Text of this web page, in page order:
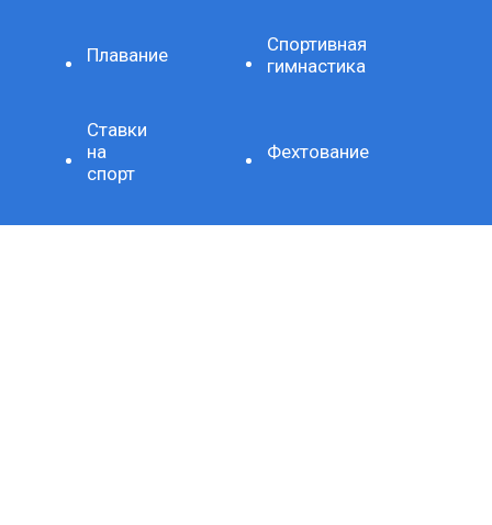
Плавание
Спортивная
гимнастика
Ставки
на
спорт
Фехтование